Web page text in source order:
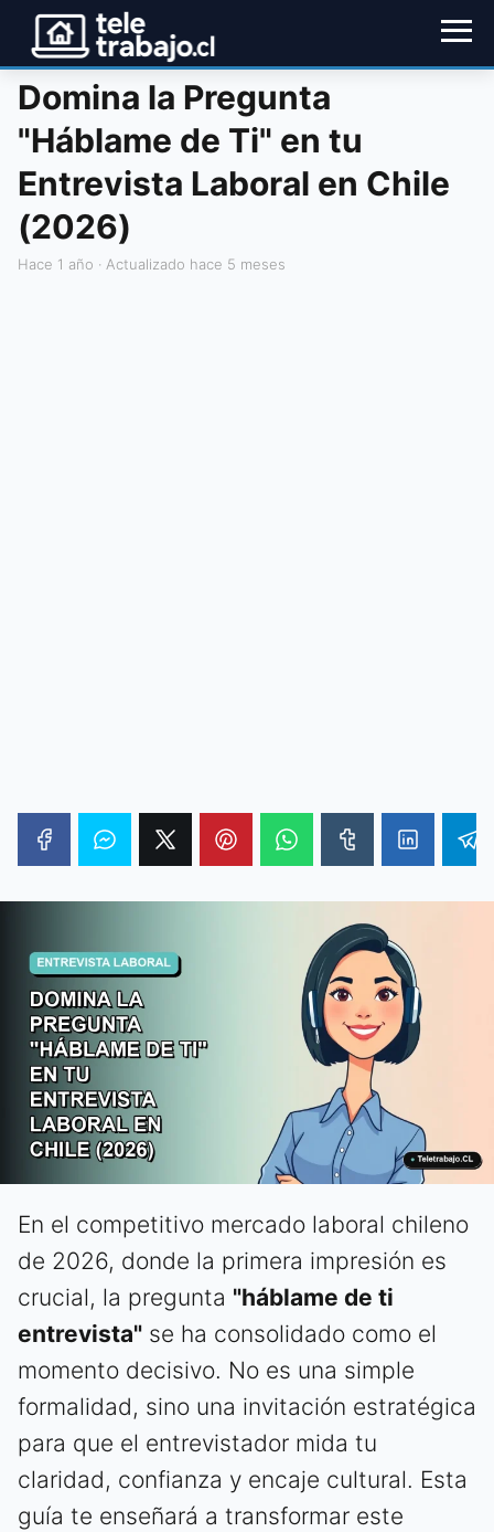
Domina la Pregunta
"Háblame de Ti" en tu
Entrevista Laboral en Chile
(2026)
hace 1 año · Actualizado hace 5 meses
En el competitivo mercado laboral chileno
de 2026, donde la primera impresión es
crucial, la pregunta "háblame de ti
entrevista" se ha consolidado como el
momento decisivo. No es una simple
formalidad, sino una invitación estratégica
para que el entrevistador mida tu
claridad, confianza y encaje cultural. Esta
guía te enseñará a transformar este